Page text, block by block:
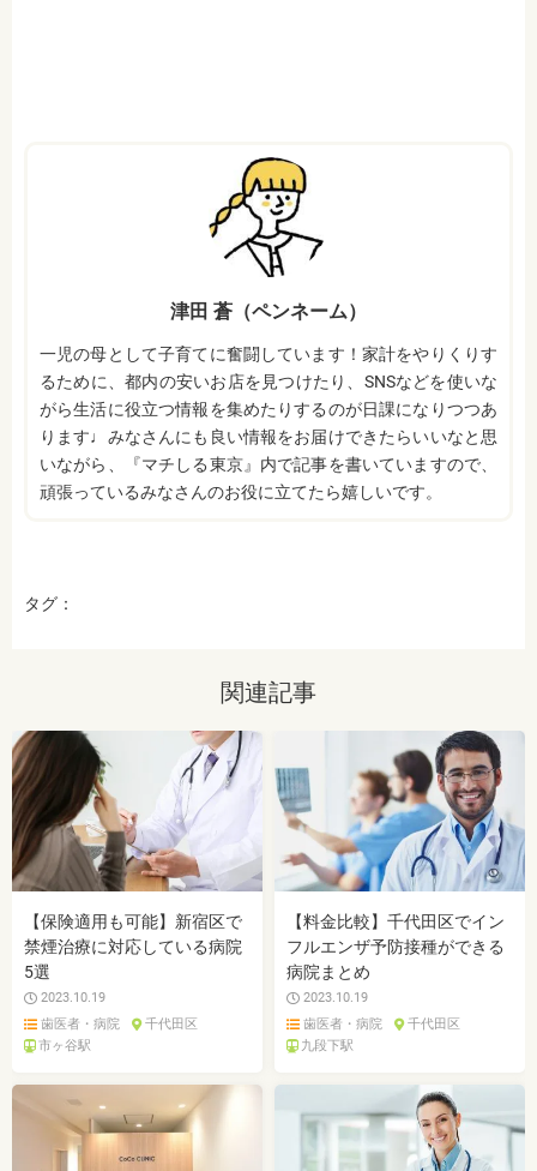
津田 蒼（ペンネーム）
一児の母として子育てに奮闘しています！家計をやりくりす
るために、都内の安いお店を見つけたり、SNSなどを使いな
がら生活に役立つ情報を集めたりするのが日課になりつつあ
ります♩みなさんにも良い情報をお届けできたらいいなと思
いながら、『マチしる東京』内で記事を書いていますので、
頑張っているみなさんのお役に立てたら嬉しいです。
タグ：
関連記事
【保険適用も可能】新宿区で
禁煙治療に対応している病院
5選
2023.10.19
歯医者・病院
千代田区
市ヶ谷駅
【料金比較】千代田区でイン
フルエンザ予防接種ができる
病院まとめ
2023.10.19
歯医者・病院
千代田区
九段下駅